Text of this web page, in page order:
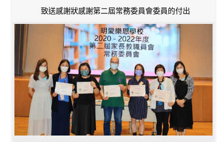
致送感謝狀感謝第二屆常務委員會委員的付出